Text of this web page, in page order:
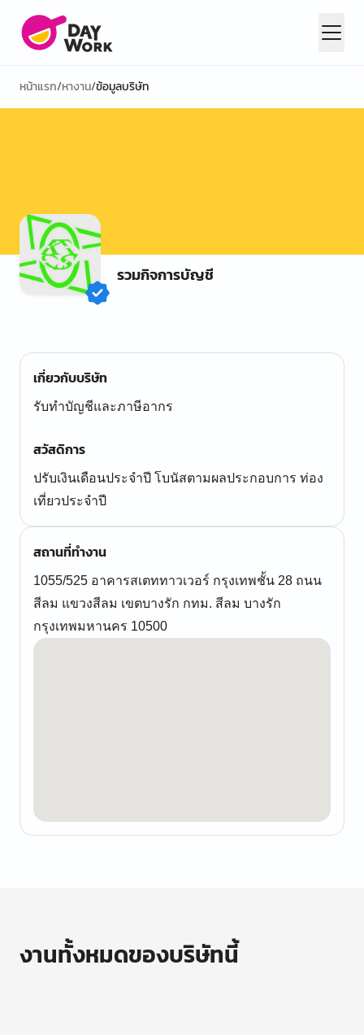
หน้าแรก/หางาน/ข้อมูลบริษัท
รวมกิจการบัญชี
เกี่ยวกับบริษัท
รับทำบัญชีและภาษีอากร
สวัสดิการ
ปรับเงินเดือนประจำปี โบนัสตามผลประกอบการ ท่อง
เที่ยวประจำปี
สถานที่ทำงาน
1055/525 อาคารสเตททาวเวอร์ กรุงเทพชั้น 28 ถนน
สีลม แขวงสีลม เขตบางรัก กทม. สีลม บางรัก
กรุงเทพมหานคร 10500
งานทั้งหมดของบริษัทนี้